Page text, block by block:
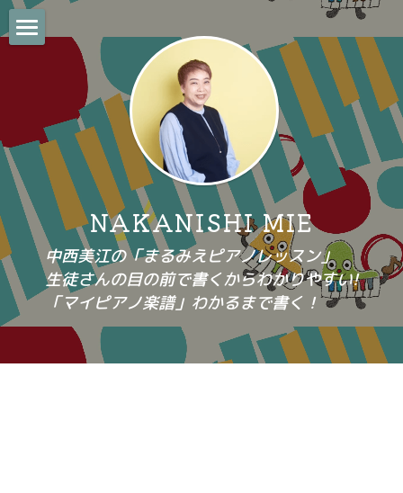
NAKANISHI MIE
中西美江の「まるみえピアノレッスン」
生徒さんの目の前で書くからわかりやすい!
「マイピアノ楽譜」わかるまで書く！
「マイピアノ楽譜で楽しいレッスン
聞いて！まるみえ先生のお悩み相談室
まるみえ先生のまるみえブログ
SNS
検索